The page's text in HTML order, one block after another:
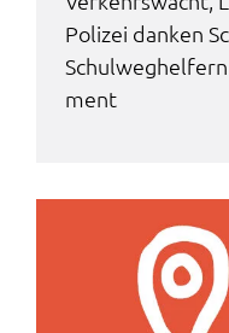
Poli­zei danken
ment